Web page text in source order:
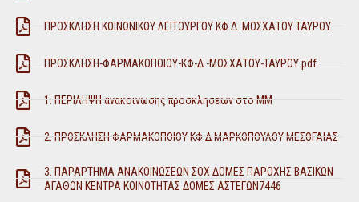
ΠΡΟΣΚΛΗΣΗ ΚΟΙΝΩΝΙΚΟΥ ΛΕΙΤΟΥΡΓΟΥ ΚΦ Δ. ΜΟΣΧΑΤΟΥ ΤΑΥΡΟΥ.
ΠΡΟΣΚΛΗΣΗ-ΦΑΡΜΑΚΟΠΟΙΟΥ-ΚΦ-Δ.-ΜΟΣΧΑΤΟΥ-ΤΑΥΡΟΥ.pdf
1. ΠΕΡΙΛΗΨΗ ανακοινωσης προσκλησεων στο ΜΜ
2. ΠΡΟΣΚΛΗΣΗ ΦΑΡΜΑΚΟΠΟΙΟΥ ΚΦ Δ ΜΑΡΚΟΠΟΥΛΟΥ ΜΕΣΟΓΑΙΑΣ
3. ΠΑΡΑΡΤΗΜΑ ΑΝΑΚΟΙΝΩΣΕΩΝ ΣΟΧ ΔΟΜΕΣ ΠΑΡΟΧΗΣ ΒΑΣΙΚΩΝ
ΑΓΑΘΩΝ ΚΕΝΤΡΑ ΚΟΙΝΟΤΗΤΑΣ ΔΟΜΕΣ ΑΣΤΕΓΩΝ7446